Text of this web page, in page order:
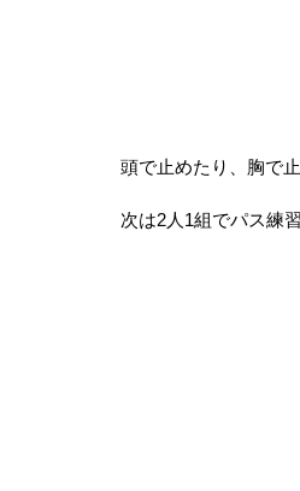
頭で止めたり、胸で
次は2人1組でパス練習